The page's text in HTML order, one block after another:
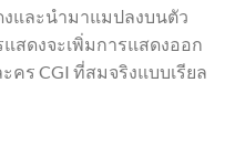
และนำมาแมปลงบนตัว
สดงจะเพิ่มการแสดงออก
ร CGI ที่สมจริงแบบเรียล